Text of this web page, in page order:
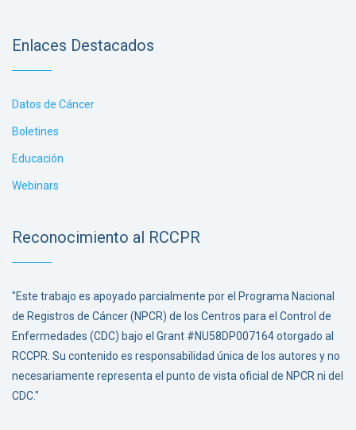
Enlaces Destacados
Datos de Cáncer
Boletines
Educación
Webinars
Reconocimiento al RCCPR
"Este trabajo es apoyado parcialmente por el Programa Nacional
de Registros de Cáncer (NPCR) de los Centros para el Control de
Enfermedades (CDC) bajo el Grant #NU58DP007164 otorgado al
RCCPR. Su contenido es responsabilidad única de los autores y no
necesariamente representa el punto de vista oficial de NPCR ni del
CDC."